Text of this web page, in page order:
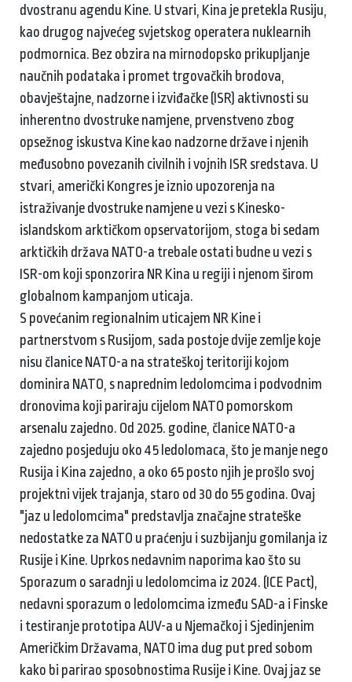
dvostranu agendu Kine. U stvari, Kina je pretekla Rusiju,
kao drugog najvećeg svjetskog operatera nuklearnih
podmornica. Bez obzira na mirnodopsko prikupljanje
naučnih podataka i promet trgovačkih brodova,
obavještajne, nadzorne i izviđačke (ISR) aktivnosti su
inherentno dvostruke namjene, prvenstveno zbog
opsežnog iskustva Kine kao nadzorne države i njenih
međusobno povezanih civilnih i vojnih ISR sredstava. U
stvari, američki Kongres je iznio upozorenja na
istraživanje dvostruke namjene u vezi s Kinesko-
islandskom arktičkom opservatorijom, stoga bi sedam
arktičkih država NATO-a trebale ostati budne u vezi s
ISR-om koji sponzorira NR Kina u regiji i njenom širom
globalnom kampanjom uticaja.
S povećanim regionalnim uticajem NR Kine i
partnerstvom s Rusijom, sada postoje dvije zemlje koje
nisu članice NATO-a na strateškoj teritoriji kojom
dominira NATO, s naprednim ledolomcima i podvodnim
dronovima koji pariraju cijelom NATO pomorskom
arsenalu zajedno. Od 2025. godine, članice NATO-a
zajedno posjeduju oko 45 ledolomaca, što je manje nego
Rusija i Kina zajedno, a oko 65 posto njih je prošlo svoj
projektni vijek trajanja, staro od 30 do 55 godina. Ovaj
"jaz u ledolomcima" predstavlja značajne strateške
nedostatke za NATO u praćenju i suzbijanju gomilanja iz
Rusije i Kine. Uprkos nedavnim naporima kao što su
Sporazum o saradnji u ledolomcima iz 2024. (ICE Pact),
nedavni sporazum o ledolomcima između SAD-a i Finske
i testiranje prototipa AUV-a u Njemačkoj i Sjedinjenim
Američkim Državama, NATO ima dug put pred sobom
kako bi parirao sposobnostima Rusije i Kine. Ovaj jaz se